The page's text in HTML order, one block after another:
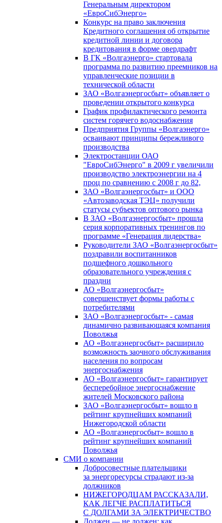
Генеральным директором
«ЕвроСибЭнерго»
Конкурс на право заключения
Кредитного соглашения об открытие
кредитной линии и договора
кредитования в форме овердрафт
В ГК «Волгаэнерго» стартовала
программа по развитию преемников на
управленческие позиции в
технической области
ЗАО «Волгаэнергосбыт» объявляет о
проведении открытого конкурса
График профилактического ремонта
систем горячего водоснабжения
Предприятия Группы «Волгаэнерго»
осваивают принципы бережливого
производства
Электростанции ОАО
"ЕвроСибЭнерго" в 2009 г увеличили
производство электроэнергии на 4
проц по сравнению с 2008 г до 82,
ЗАО «Волгаэнергосбыт» и ООО
«Автозаводская ТЭЦ» получили
статусы субъектов оптового рынка
В ЗАО «Волгаэнергосбыт» прошла
серия корпоративных тренингов по
программе «Генерация лидерства»
Руководители ЗАО «Волгаэнергосбыт»
поздравили воспитанников
подшефного дошкольного
образовательного учреждения с
праздни
АО «Волгаэнергосбыт»
совершенствует формы работы с
потребителями
ЗАО «Волгаэнергосбыт» - самая
динамично развивающаяся компания
Поволжья
АО «Волгаэнергосбыт» расширило
возможность заочного обслуживания
населения по вопросам
энергоснабжения
АО «Волгаэнергосбыт» гарантирует
бесперебойное энергоснабжение
жителей Московского района
ЗАО «Волгаэнергосбыт» вошло в
рейтинг крупнейших компаний
Нижегородской области
АО «Волгаэнергосбыт» вошло в
рейтинг крупнейших компаний
Поволжья
СМИ о компании
Добросовестные плательщики
за энергоресурсы страдают из-за
должников
НИЖЕГОРОДЦАМ РАССКАЗАЛИ,
КАК ЛЕГЧЕ РАСПЛАТИТЬСЯ
С ДОЛГАМИ ЗА ЭЛЕКТРИЧЕСТВО